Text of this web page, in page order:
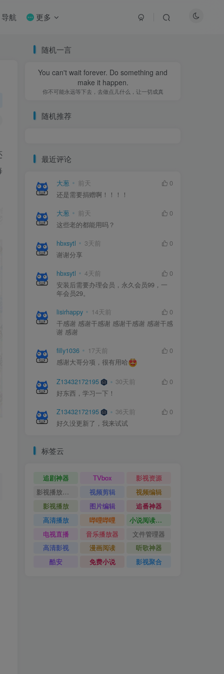
导航 更多
随机一言
You can't wait forever. Do something and
make it happen.
你不可能永远等下去，去做点儿什么，让一切成真
随机推荐
最近评论
大葱 前天
0
还是需要捐赠啊！！！！
大葱 前天
0
这些老的都能用吗？
hbxsytl 3天前
0
谢谢分享
hbxsytl 4天前
0
安装后需要办理会员，永久会员99，一
年会员29。
lisirhappy 14天前
0
干感谢 感谢干感谢 感谢干感谢 感谢干感
谢 感谢
filly1036 17天前
0
感谢大哥分项，很有用哈
Z13432172195 30天前
0
好东西，学习一下！
Z13432172195 36天前
0
好久没更新了，我来试试
标签云
追剧神器 TVbox
影视资源
影视播放神器
视频剪辑
视频编辑
影视播放
图片编辑
追番神器
高清播放
哔哩哔哩
小说阅读神器
电视直播
音乐播放器
文件管理器
高清影视
漫画阅读
听歌神器
酷安
免费小说 影视聚合